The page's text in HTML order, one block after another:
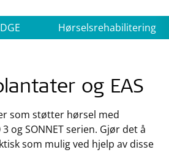
Hørselsrehabilitering
og EAS
som støtter hørsel med
3 og SONNET serien. Gjør det å
som mulig ved hjelp av disse